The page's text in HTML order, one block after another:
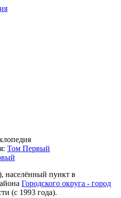
Том Первый
населённый пункт в
Городского округа - город
(с 1993 года).